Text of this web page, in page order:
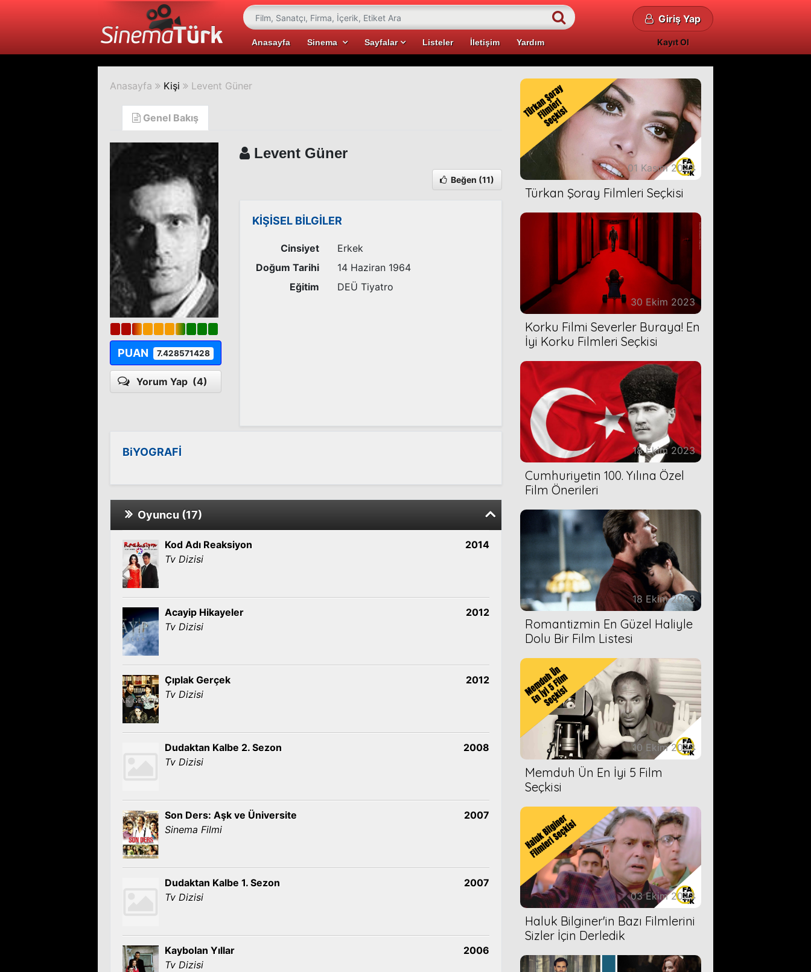
Anasayfa Sinema Sayfalar Listeler İletişim Yardım
Giriş Yap
Kayıt Ol
Anasayfa Kişi Levent Güner
Genel Bakış
PUAN 7.428571428
Yorum Yap (4)
Levent Güner
Beğen (11)
KİŞİSEL BİLGİLER
Cinsiyet
Erkek
Doğum Tarihi
14 Haziran 1964
Eğitim
DEÜ Tiyatro
BiYOGRAFİ
Oyuncu (17)
Kod Adı Reaksiyon
Tv Dizisi
2014
Acayip Hikayeler
Tv Dizisi
2012
Çıplak Gerçek
Tv Dizisi
2012
Dudaktan Kalbe 2. Sezon
Tv Dizisi
2008
Son Ders: Aşk ve Üniversite
Sinema Filmi
2007
Dudaktan Kalbe 1. Sezon
Tv Dizisi
2007
Kaybolan Yıllar
Tv Dizisi
2006
01 Kasım 2023
Türkan Şoray Filmleri Seçkisi
30 Ekim 2023
Korku Filmi Severler Buraya! En
İyi Korku Filmleri Seçkisi
18 Ekim 2023
Cumhuriyetin 100. Yılına Özel
Film Önerileri
18 Ekim 2023
Romantizmin En Güzel Haliyle
Dolu Bir Film Listesi
10 Ekim 2023
Memduh Ün En İyi 5 Film
Seçkisi
03 Ekim 2023
Haluk Bilginer'in Bazı Filmlerini
Sizler İçin Derledik